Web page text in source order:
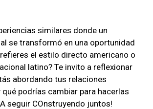
similares donde un
se transformó en una oportunidad
el estilo directo americano o
latino? Te invito a reflexionar
abordando tus relaciones
podrías cambiar para hacerlas
seguir COnstruyendo juntos!